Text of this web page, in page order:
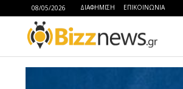
08/05/2026 ΔΙΑΦΗΜΙΣΗ ΕΠΙΚΟΙΝΩΝΙΑ